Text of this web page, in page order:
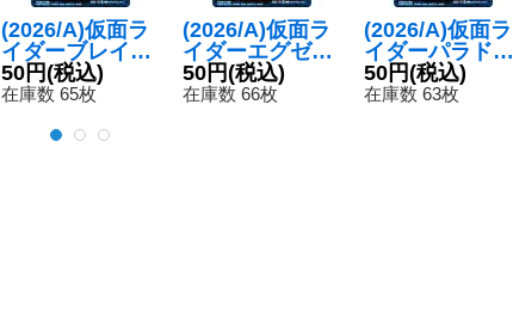
(2026/A)仮面ラ
イダーブレイブ
クエストゲーマ
ーレベル2【C】
《青》
50円(税込)
在庫数 65枚
(2026/A)仮面ラ
イダーエグゼイ
ドマキシマムゲ
ーマーレベル99
50円(税込)
在庫数 66枚
(2026/A)仮面ラ
イダーパラドク
スパズルゲーマ
ーレベル50
50円(税込)
在庫数 63枚